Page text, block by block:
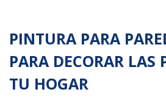
Materias
PINTURA PARA
PARA DECORAR LAS
TU HOGAR